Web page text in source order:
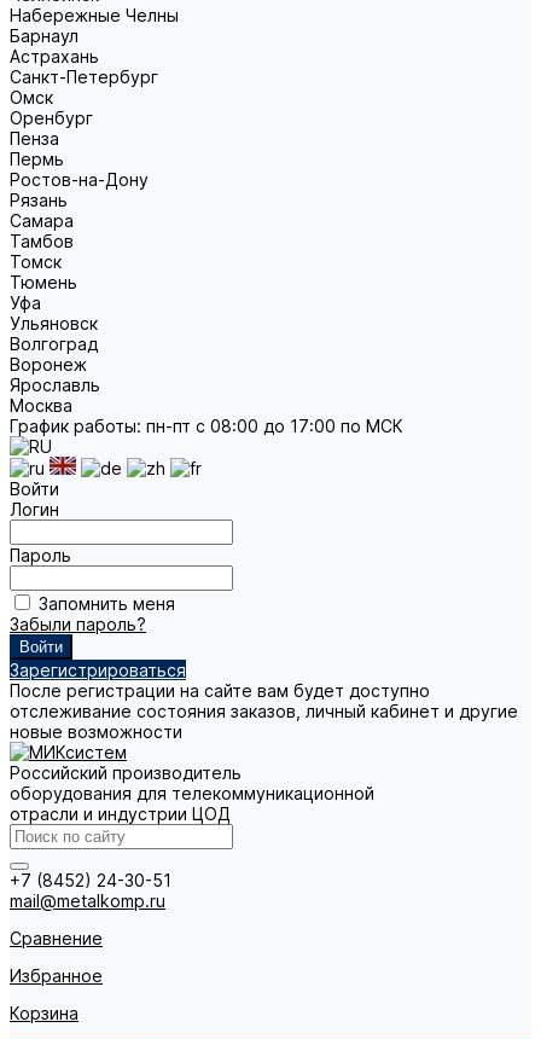
Набережные Челны
Барнаул
Астрахань
Санкт-Петербург
Омск
Оренбург
Пенза
Пермь
Ростов-на-Дону
Рязань
Самара
Тамбов
Томск
Тюмень
Уфа
Ульяновск
Волгоград
Воронеж
Ярославль
Москва
График работы: пн-пт с 08:00 до 17:00 по МСК
Войти
Логин
Пароль
Запомнить меня
Забыли пароль?
Зарегистрироваться
После регистрации на сайте вам будет доступно
отслеживание состояния заказов, личный кабинет и другие
новые возможности
Российский производитель
оборудования для телекоммуникационной
отрасли и индустрии ЦОД
+7 (8452) 24-30-51
mail@metalkomp.ru
Сравнение
Избранное
Корзина